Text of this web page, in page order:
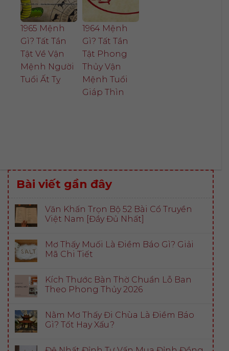
1965 Mệnh
Gì? Tất Tần
Tật Về Vận
Mệnh Người
Tuổi Ất Tỵ
1964 Mệnh
Gì? Tất Tần
Tật Phong
Thủy Vận
Mệnh Tuổi
Giáp Thìn
Bài viết gần đây
Văn Khấn Trọn Bộ 52 Bài Cổ Truyền
Việt Nam [Đầy Đủ Nhất]
Mơ Thấy Muối Là Điềm Báo Gì? Giải
Mã Chi Tiết
Kích Thước Bàn Thờ Chuẩn Lỗ Ban
Theo Phong Thủy 2026
Nằm Mơ Thấy Đi Chùa Là Điềm Báo
Gì? Tốt Hay Xấu?